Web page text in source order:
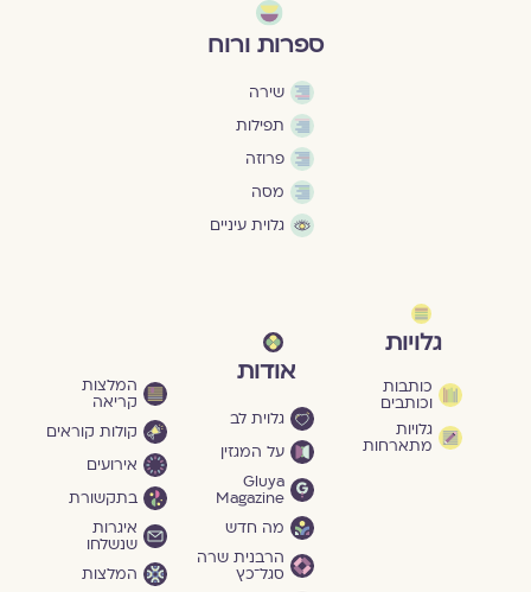
ספרות ורוח
שירה
תפילות
פרוזה
מסה
גלוית עיניים
גלויות
כותבות
וכותבים
גלויות
מתארחות
אודות
גלוית לב
על המגזין
Gluya
Magazine
מה חדש
הרבנית שרה
סגל־כץ
המלצות
קריאה
קולות קוראים
אירועים
בתקשורת
איגרות
שנשלחו
המלצות